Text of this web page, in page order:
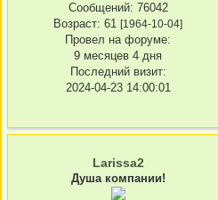
Сообщений: 76042
Возраст: 61 [1964-10-04]
Провел на форуме:
9 месяцев 4 дня
Последний визит:
2024-04-23 14:00:01
Larissa2
Душа компании!